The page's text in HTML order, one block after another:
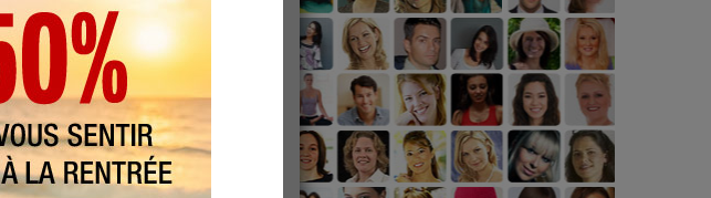
et être bien dans sa peau